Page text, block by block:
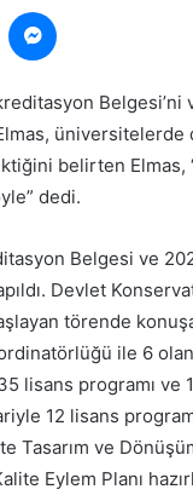
Pocket
belirten Elmas,
dedi.
Belgesi ve
Devlet
törende
ile 6
“35 lisans programı
12 lisans
Tasarım ve
Eylem Planı